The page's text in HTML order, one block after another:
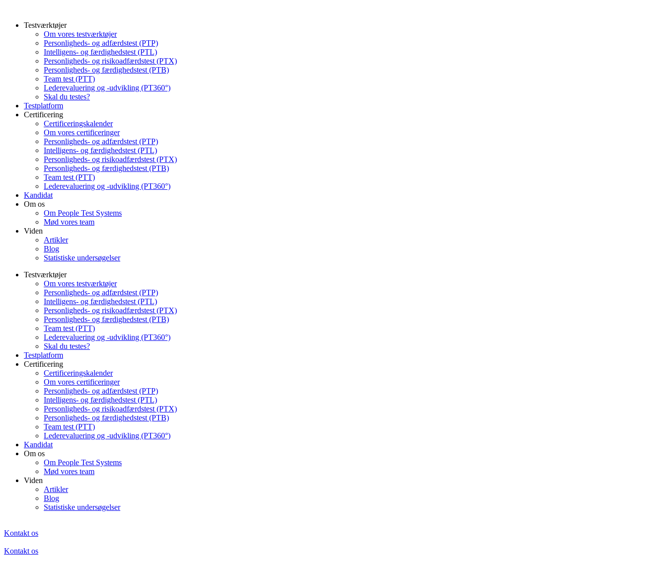
Testværktøjer
Om vores testværktøjer
Personligheds- og adfærdstest (PTP)
Intelligens- og færdighedstest (PTL)
Personligheds- og risikoadfærdstest (PTX)
Personligheds- og færdighedstest (PTB)
Team test (PTT)
Lederevaluering og -udvikling (PT360°)
Skal du testes?
Testplatform
Certificering
Certificeringskalender
Om vores certificeringer
Personligheds- og adfærdstest (PTP)
Intelligens- og færdighedstest (PTL)
Personligheds- og risikoadfærdstest (PTX)
Personligheds- og færdighedstest (PTB)
Team test (PTT)
Lederevaluering og -udvikling (PT360°)
Kandidat
Om os
Om People Test Systems
Mød vores team
Viden
Artikler
Blog
Statistiske undersøgelser
Testværktøjer
Om vores testværktøjer
Personligheds- og adfærdstest (PTP)
Intelligens- og færdighedstest (PTL)
Personligheds- og risikoadfærdstest (PTX)
Personligheds- og færdighedstest (PTB)
Team test (PTT)
Lederevaluering og -udvikling (PT360°)
Skal du testes?
Testplatform
Certificering
Certificeringskalender
Om vores certificeringer
Personligheds- og adfærdstest (PTP)
Intelligens- og færdighedstest (PTL)
Personligheds- og risikoadfærdstest (PTX)
Personligheds- og færdighedstest (PTB)
Team test (PTT)
Lederevaluering og -udvikling (PT360°)
Kandidat
Om os
Om People Test Systems
Mød vores team
Viden
Artikler
Blog
Statistiske undersøgelser
Kontakt os
Kontakt os